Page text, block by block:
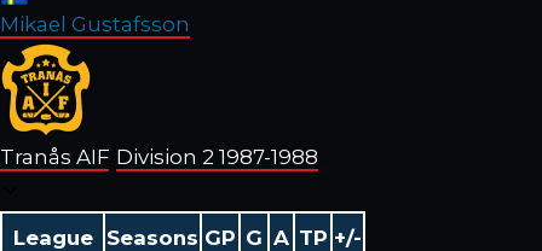
Mikael Gustafsson
Tranås AIF Division 2 1987-1988
League Seasons GP G A TP +/-